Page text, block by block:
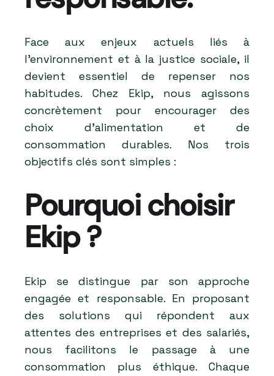
Face aux enjeux actuels liés à
l’environnement et à la justice sociale, il
devient essentiel de repenser nos
habitudes. Chez Ekip, nous agissons
concrètement pour encourager des
choix d’alimentation et de
consommation durables. Nos trois
objectifs clés sont simples :
Pourquoi choisir
Ekip ?
Ekip se distingue par son approche
engagée et responsable. En proposant
des solutions qui répondent aux
attentes des entreprises et des salariés,
nous facilitons le passage à une
consommation plus éthique. Chaque